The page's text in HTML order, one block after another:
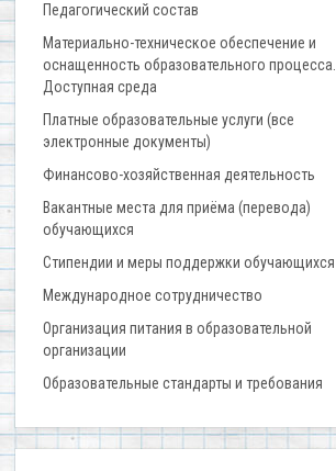
Педагогический состав
Материально-техническое обеспечение и
оснащенность образовательного процесса.
Доступная среда
Платные образовательные услуги (все
электронные документы)
Финансово-хозяйственная деятельность
Вакантные места для приёма (перевода)
обучающихся
Стипендии и меры поддержки обучающихся
Международное сотрудничество
Организация питания в образовательной
организации
Образовательные стандарты и требования